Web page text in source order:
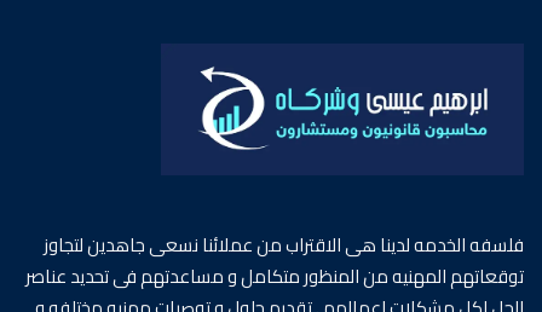
فلسفه الخدمه لدينا هى الاقتراب من عملائنا نسعى جاهدين لتجاوز
توقعاتهم المهنيه من المنظور متكامل و مساعدتهم فى تحديد عناصر